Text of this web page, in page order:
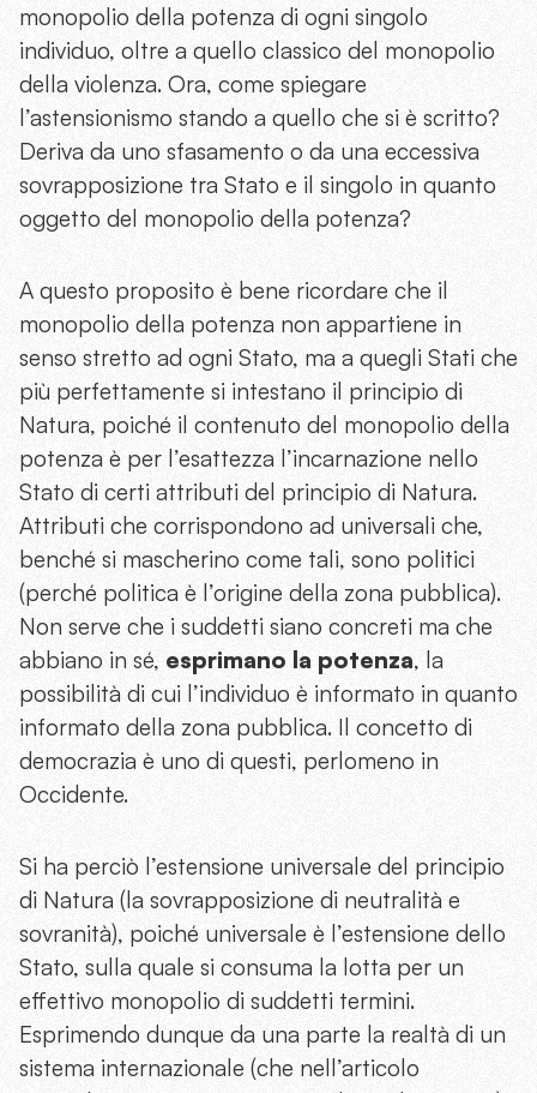
monopolio della potenza di ogni singolo
individuo, oltre a quello classico del monopolio
della violenza. Ora, come spiegare
l’astensionismo stando a quello che si è scritto?
Deriva da uno sfasamento o da una eccessiva
sovrapposizione tra Stato e il singolo in quanto
oggetto del monopolio della potenza?
A questo proposito è bene ricordare che il
monopolio della potenza non appartiene in
senso stretto ad ogni Stato, ma a quegli Stati che
più perfettamente si intestano il principio di
Natura, poiché il contenuto del monopolio della
potenza è per l’esattezza l’incarnazione nello
Stato di certi attributi del principio di Natura.
Attributi che corrispondono ad universali che,
benché si mascherino come tali, sono politici
(perché politica è l’origine della zona pubblica).
Non serve che i suddetti siano concreti ma che
abbiano in sé, esprimano la potenza, la
possibilità di cui l’individuo è informato in quanto
informato della zona pubblica. Il concetto di
democrazia è uno di questi, perlomeno in
Occidente.
Si ha perciò l’estensione universale del principio
di Natura (la sovrapposizione di neutralità e
sovranità), poiché universale è l’estensione dello
Stato, sulla quale si consuma la lotta per un
effettivo monopolio di suddetti termini.
Esprimendo dunque da una parte la realtà di un
sistema internazionale (che nell’articolo